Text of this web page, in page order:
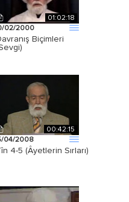
01:02:18
02/2000
Biçimleri
00:42:15
04/2008
4-5 (Âyetlerin Sırları)